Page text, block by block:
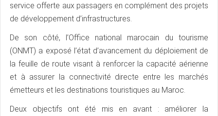
service offerte aux passagers en complément des projets
de développement d’infrastructures.
De son côté, l’Office national marocain du tourisme
(ONMT) a exposé l’état d’avancement du déploiement de
la feuille de route visant à renforcer la capacité aérienne
et à assurer la connectivité directe entre les marchés
émetteurs et les destinations touristiques au Maroc.
Deux objectifs ont été mis en avant : améliorer la